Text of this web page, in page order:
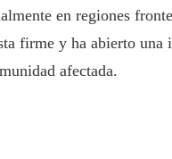
en regiones
firme y ha abierto una
afectada.